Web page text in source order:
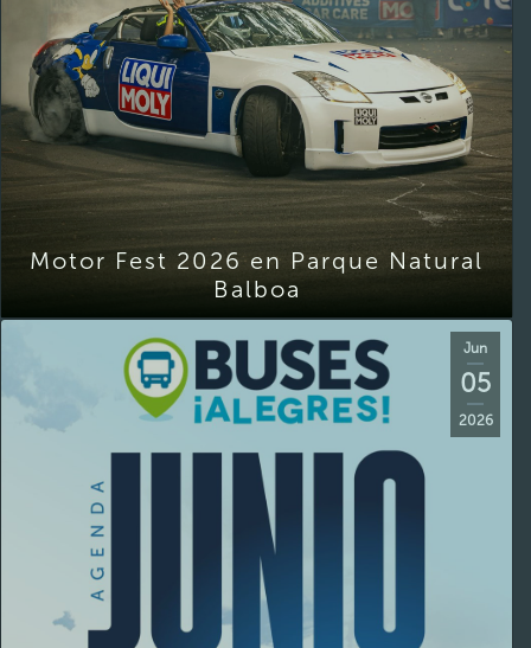
Motor Fest 2026 en Parque Natural
Balboa
Jun
05
2026